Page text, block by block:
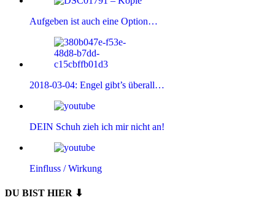
Aufgeben ist auch eine Option…
2018-03-04: Engel gibt’s überall…
DEIN Schuh zieh ich mir nicht an!
Einfluss / Wirkung
DU BIST HIER ⬇